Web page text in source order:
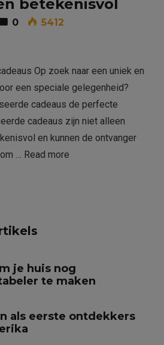
betekenisvol
0 5412
Op zoek naar een uniek en
een speciale gelegenheid?
cadeaus de perfecte
cadeaus zijn niet alleen
en kunnen de ontvanger
… Read more
je huis nog
te maken
als eerste ontdekkers